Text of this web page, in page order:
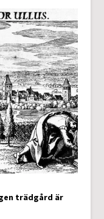
trädgård är